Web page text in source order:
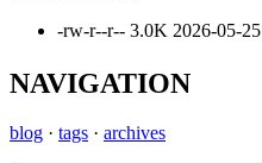
-rw-r--r-- 3.0K 2026-05-25
NAVIGATION
blog · tags · archives